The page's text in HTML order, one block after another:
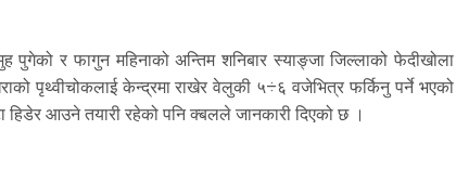
पुगेको र फागुन महिनाको अन्तिम शनिबार स्याङ्जा जिल्लाको फेदीखोला
पृथ्वीचोकलाई केन्द्रमा राखेर वेलुकी ५÷६ वजेभित्र फर्किनु पर्ने भएको
हिडेर आउने तयारी रहेको पनि क्बलले जानकारी दिएको छ ।